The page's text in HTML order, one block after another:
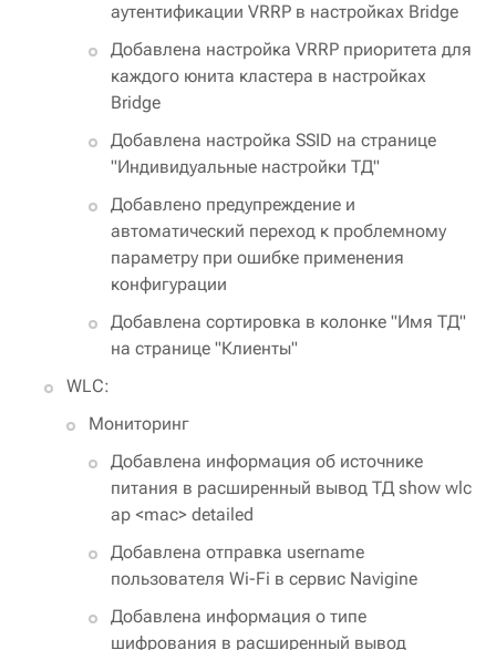
аутентификации VRRP в настройках Bridge
Добавлена настройка VRRP приоритета для
каждого юнита кластера в настройках
Bridge
Добавлена настройка SSID на странице
"Индивидуальные настройки ТД"
Добавлено предупреждение и
автоматический переход к проблемному
параметру при ошибке применения
конфигурации
Добавлена сортировка в колонке "Имя ТД"
на странице "Клиенты"
WLC:
Мониторинг
Добавлена информация об источнике
питания в расширенный вывод ТД show wlc
ap <mac> detailed
Добавлена отправка username
пользователя Wi-Fi в сервис Navigine
Добавлена информация о типе
шифрования в расширенный вывод